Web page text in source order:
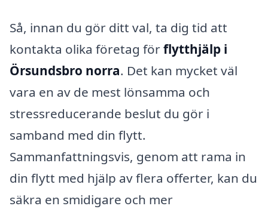
Så, innan du gör ditt val, ta dig tid att
kontakta olika företag förflytthjälp i
Örsundsbro norra. Det kan mycket väl
vara en av de mest lönsamma och
stressreducerande beslut du gör i
samband med din flytt.
Sammanfattningsvis, genom att rama in
din flytt med hjälp av flera offerter, kan du
säkra en smidigare och mer